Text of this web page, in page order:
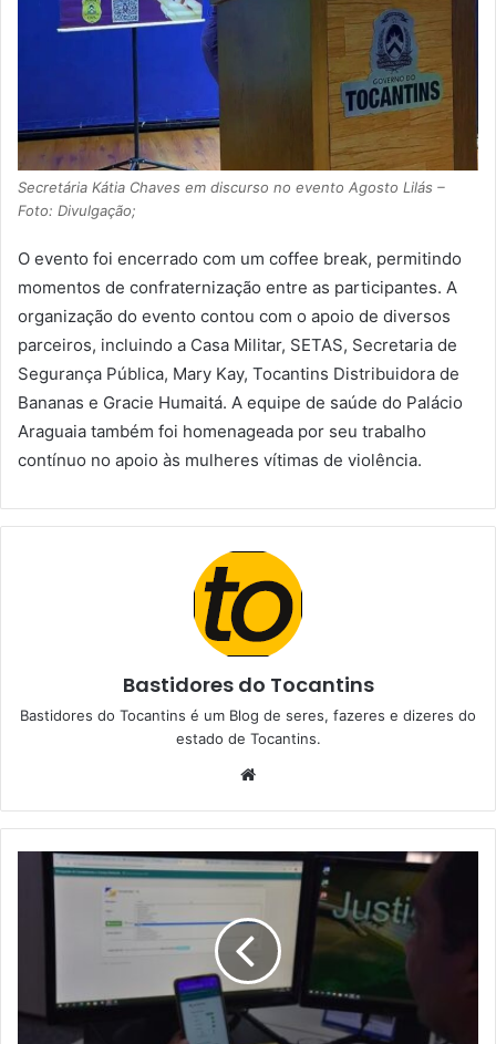
Secretária Kátia Chaves em discurso no evento Agosto Lilás –
Foto: Divulgação;
O evento foi encerrado com um coffee break, permitindo
momentos de confraternização entre as participantes. A
organização do evento contou com o apoio de diversos
parceiros, incluindo a Casa Militar, SETAS, Secretaria de
Segurança Pública, Mary Kay, Tocantins Distribuidora de
Bananas e Gracie Humaitá. A equipe de saúde do Palácio
Araguaia também foi homenageada por seu trabalho
contínuo no apoio às mulheres vítimas de violência.
Bastidores do Tocantins
Bastidores do Tocantins é um Blog de seres, fazeres e dizeres do
estado de Tocantins.
b
s
i
e